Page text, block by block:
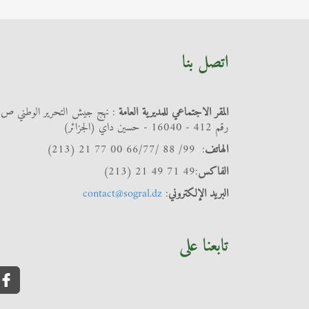
اتصل بنا
المقر الاجتماعي للمديرية العامة : نهج جيش التحرير
رقم 412 - 16040 - حسين داي (الجزائر)
الهاتف: 99/ 88 /66/77 00 77 21 (213)
الفاكس:49 71 49 21 (213)
البريد الإلكتروني:
contact@sogral.dz
تابعنا على